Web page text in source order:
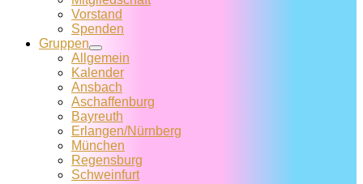
Vorstand
Spenden
Gruppen
Allgemein
Kalender
Ansbach
Aschaffenburg
Bayreuth
Erlangen/Nürnberg
München
Regensburg
Schweinfurt